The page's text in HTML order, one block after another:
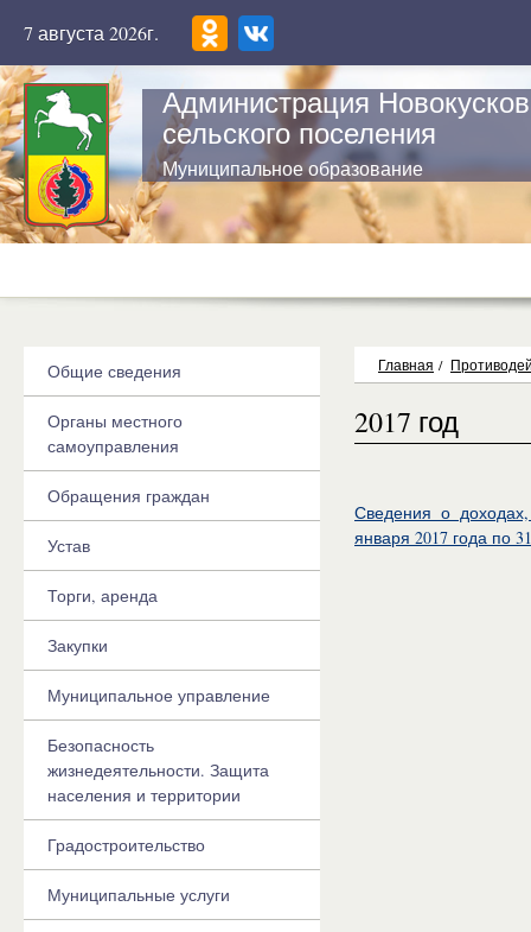
7 августа 2026г.
Администрация
сельского поселения
Муниципальное образование
Главная /
2017 год
Сведения о
января 2017 года по
Общие сведения
Органы местного
самоуправления
Обращения граждан
Устав
Торги, аренда
Закупки
Муниципальное управление
Безопасность
жизнедеятельности. Защита
населения и территории
Градостроительство
Муниципальные услуги